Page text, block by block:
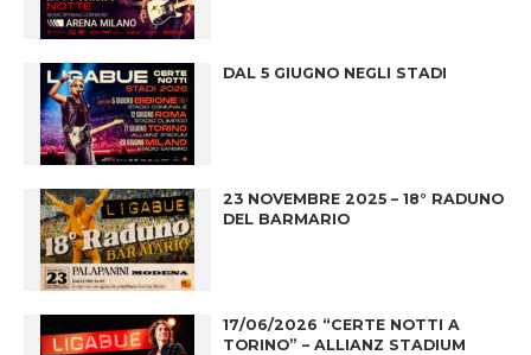
DAL 5 GIUGNO NEGLI STADI
23 NOVEMBRE 2025 – 18° RADUNO
DEL BARMARIO
17/06/2026 “CERTE NOTTI A
TORINO” – ALLIANZ STADIUM